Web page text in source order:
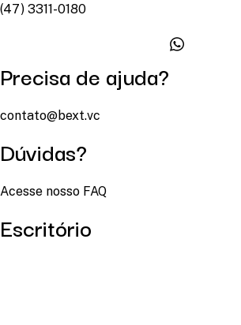
(47) 3311-0180
Precisa de ajuda?
contato@bext.vc
Dúvidas?
Acesse nosso FAQ
Escritório